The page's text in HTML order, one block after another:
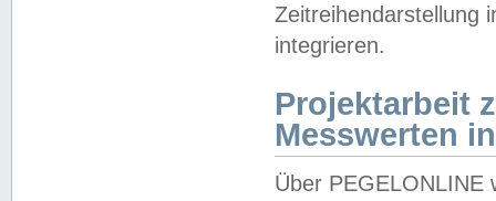
Zeitreihendarstellung
integrieren.
Projektarbeit
Messwerten
Über PEGELONLINE